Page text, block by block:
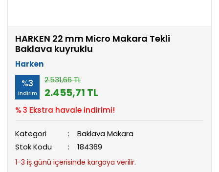
HARKEN 22 mm Micro Makara Tekli
Baklava kuyruklu
Harken
%3
indirim
2.531,66 TL
2.455,71 TL
% 3 Ekstra havale indirimi!
Kategori
Baklava Makara
Stok Kodu
184369
1-3 iş günü içerisinde kargoya verilir.